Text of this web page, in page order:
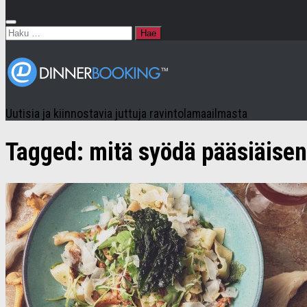
Haku:
Uutisia ja kiinnostavia juttuja ravintolamaailmasta
Tagged: mitä syödä